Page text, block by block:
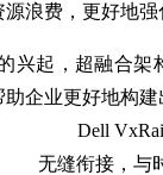
浪费，更好地
起，超融合架
企业更好地构
Dell
无缝衔接，与